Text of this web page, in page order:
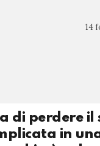
14
di perdere il
in